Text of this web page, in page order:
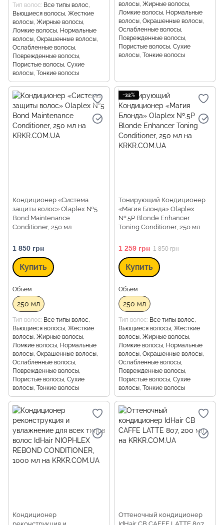
Тип волос Все типы волос,
Вьющиеся волосы, Жесткие
волосы, Жирные волосы,
Ломкие волосы, Нормальные
волосы, Окрашенные волосы,
Ослабленные волосы,
Поврежденные волосы,
Пористые волосы, Сухие
волосы, Тонкие волосы
волосы, Жирные волосы,
Ломкие волосы, Нормальные
волосы, Окрашенные волосы,
Ослабленные волосы,
Поврежденные волосы,
Пористые волосы, Сухие
волосы, Тонкие волосы
Кондиционер «Система
защиты волос» Olaplex №5
Bond Maintenance
Conditioner, 250 мл
1 850 грн
Купить
Объем
250 мл
Тип волос Все типы волос,
Вьющиеся волосы, Жесткие
волосы, Жирные волосы,
Ломкие волосы, Нормальные
волосы, Окрашенные волосы,
Ослабленные волосы,
Поврежденные волосы,
Пористые волосы, Сухие
волосы, Тонкие волосы
−32%
Тонирующий Кондиционер
«Магия Блонда» Olaplex
Nº.5P Blonde Enhancer
Toning Conditioner, 250 мл
1 259 грн 1 850 грн
Купить
Объем
250 мл
Тип волос Все типы волос,
Вьющиеся волосы, Жесткие
волосы, Жирные волосы,
Ломкие волосы, Нормальные
волосы, Окрашенные волосы,
Ослабленные волосы,
Поврежденные волосы,
Пористые волосы, Сухие
волосы, Тонкие волосы
Кондиционер
Оттеночный кондиционер